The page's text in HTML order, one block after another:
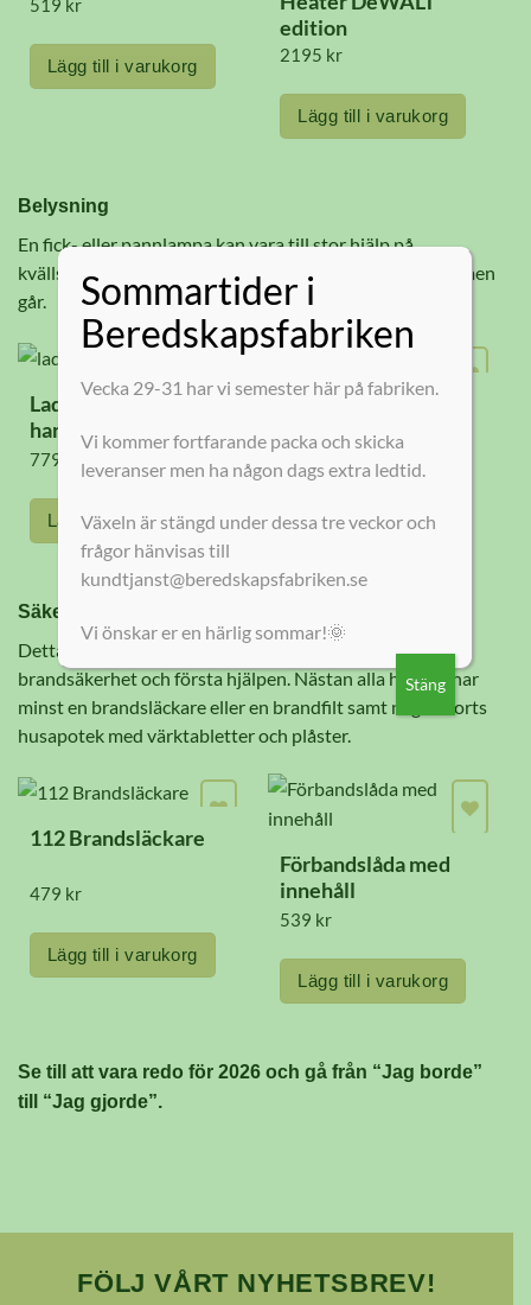
produktsidan
519 kr
Lägg till i varukorg
edition
2195 kr
Lägg till i varukorg
Belysning
En fick- eller pannlampa kan vara till stor hjälp på
kvällspromenaden eller som reservbelysning om strömmen
går.
Laddbar
handstrålkastare
779
Lägg till i varukorg
Smini Fly pannlampa
399
Välj variant
har
flera
varianter.
olika
alternativen
kan
produktsidan
Säkerhet
Detta är troligtvis den vanligaste beredskapen vi har,
brandsäkerhet och första hjälpen. Nästan alla hushåll har
minst en brandsläckare eller en brandfilt samt någon sorts
husapotek med värktabletter och plåster.
112 Brandsläckare
479 kr
Lägg till i varukorg
Förbandslåda med
innehåll
539 kr
Lägg till i varukorg
Se till att vara redo för 2026 och gå från “Jag borde”
till “Jag gjorde”.
FÖLJ VÅRT NYHETSBREV!
Sommartider i
Beredskapsfabriken
Vecka 29-31 har vi semester här på fabriken.
Vi kommer fortfarande packa och skicka
leveranser men ha någon dags extra ledtid.
Växeln är stängd under dessa tre veckor och
frågor hänvisas till
kundtjanst@beredskapsfabriken.se
Vi önskar er en härlig sommar!🌞
Stäng